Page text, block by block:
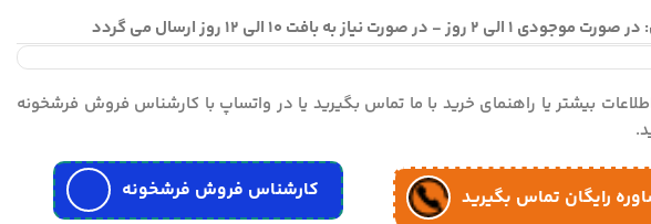
- در صورت نیاز به بافت 10 الی 12 روز ارسال می گردد
بیشتر یا راهنمای خرید با ما تماس بگیرید یا در واتساپ با کارشناس فروش فرشخونه
رایگان تماس بگیرید کارشناس فروش فرشخونه